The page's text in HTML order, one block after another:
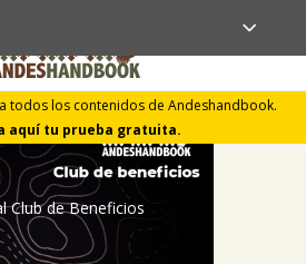
todos los contenidos de Andeshandbook.
aquí tu prueba gratuita.
Club de Beneficios